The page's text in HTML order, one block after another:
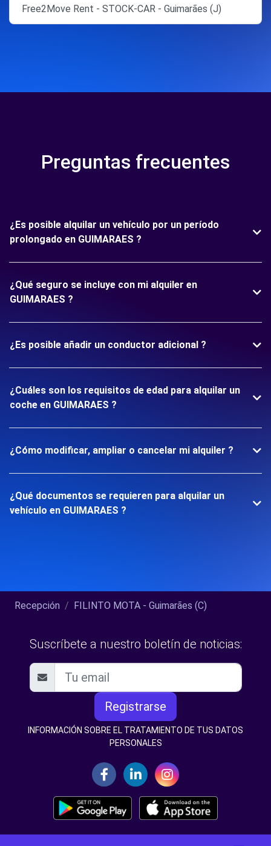
Free2Move Rent - STOCK-CAR - Guimarães (J)
Preguntas frecuentes
¿Es posible alquilar un vehículo por un período
prolongado en GUIMARAES ?
¿Qué seguro se incluye con mi alquiler en
GUIMARAES ?
¿Es posible añadir un conductor adicional ?
¿Cuáles son los requisitos de edad para alquilar un
coche en GUIMARAES ?
¿Cómo modificar, ampliar o cancelar mi alquiler ?
¿Qué documentos se requieren para alquilar un
vehículo en GUIMARAES ?
Recepción FILINTO MOTA - Guimarães (C)
Suscríbete a nuestro boletín de noticias:
Registrarse
INFORMACIÓN SOBRE EL TRATAMIENTO DE TUS DATOS
PERSONALES